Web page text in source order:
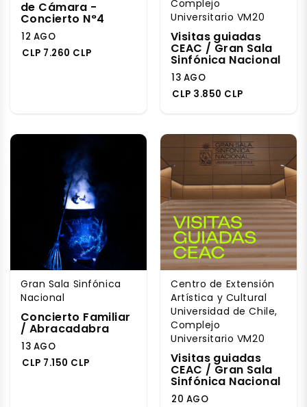
de Cámara -
Concierto N°4
12 AGO
CLP 7.260 CLP
Complejo
Universitario VM20
Visitas guiadas
CEAC / Gran Sala
Sinfónica Nacional
13 AGO
CLP 3.850 CLP
Gran Sala Sinfónica
Nacional
Concierto Familiar
/ Abracadabra
13 AGO
CLP 7.150 CLP
Centro de Extensión
Artística y Cultural
Universidad de Chile,
Complejo
Universitario VM20
Visitas guiadas
CEAC / Gran Sala
Sinfónica Nacional
20 AGO